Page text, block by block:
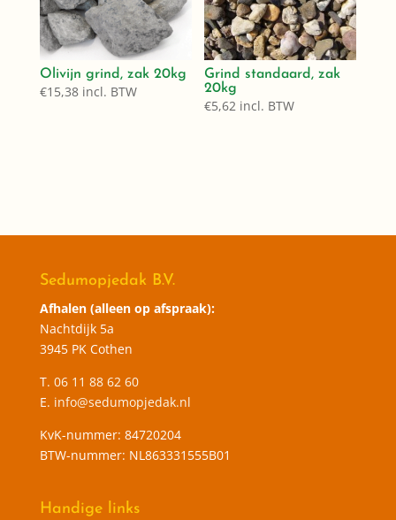
Olivijn grind, zak 20kg
€15,38 incl. BTW
Grind standaard, zak
20kg
€5,62 incl. BTW
Sedumopjedak B.V.
Afhalen (alleen op afspraak):
Nachtdijk 5a
3945 PK Cothen
T. 06 11 88 62 60
E. info@sedumopjedak.nl
KvK-nummer: 84720204
BTW-nummer: NL863331555B01
Handige links